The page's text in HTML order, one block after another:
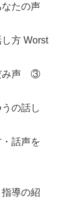
たの声
方 Worst
み声 ③
の話し
話声を
導の紹